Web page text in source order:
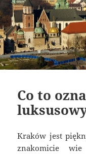
Co to
Kraków jest
znakomicie